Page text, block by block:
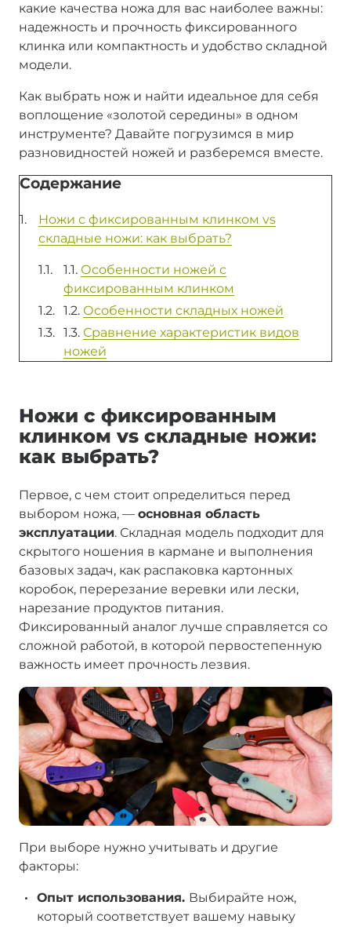
какие качества ножа для вас наиболее важны:
надежность и прочность фиксированного
клинка или компактность и удобство складной
модели.
Как выбрать нож и найти идеальное для себя
воплощение «золотой середины» в одном
инструменте? Давайте погрузимся в мир
разновидностей ножей и разберемся вместе.
Содержание
Ножи с фиксированным клинком vs
складные ножи: как выбрать?
1.1. Особенности ножей с
фиксированным клинком
1.2. Особенности складных ножей
1.3. Сравнение характеристик видов
ножей
Ножи с фиксированным
клинком vs складные ножи:
как выбрать?
Первое, с чем стоит определиться перед
выбором ножа, — основная область
эксплуатации. Складная модель подходит для
скрытого ношения в кармане и выполнения
базовых задач, как распаковка картонных
коробок, перерезание веревки или лески,
нарезание продуктов питания.
Фиксированный аналог лучше справляется со
сложной работой, в которой первостепенную
важность имеет прочность лезвия.
При выборе нужно учитывать и другие
факторы:
Опыт использования. Выбирайте нож,
который соответствует вашему навыку